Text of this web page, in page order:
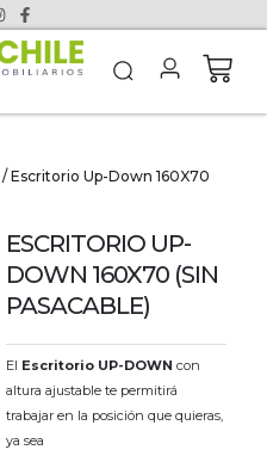
/ Escritorio Up-Down 160X70
ESCRITORIO UP-
DOWN 160X70 (SIN
PASACABLE)
El Escritorio UP-DOWNcon
altura ajustable te permitirá
trabajar en la posición que quieras,
ya sea